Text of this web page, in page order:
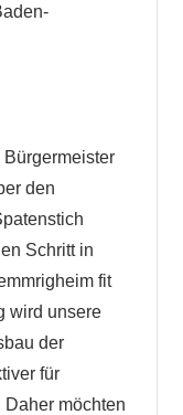
den
Schritt in
fit
wird unsere
der
für
möchten